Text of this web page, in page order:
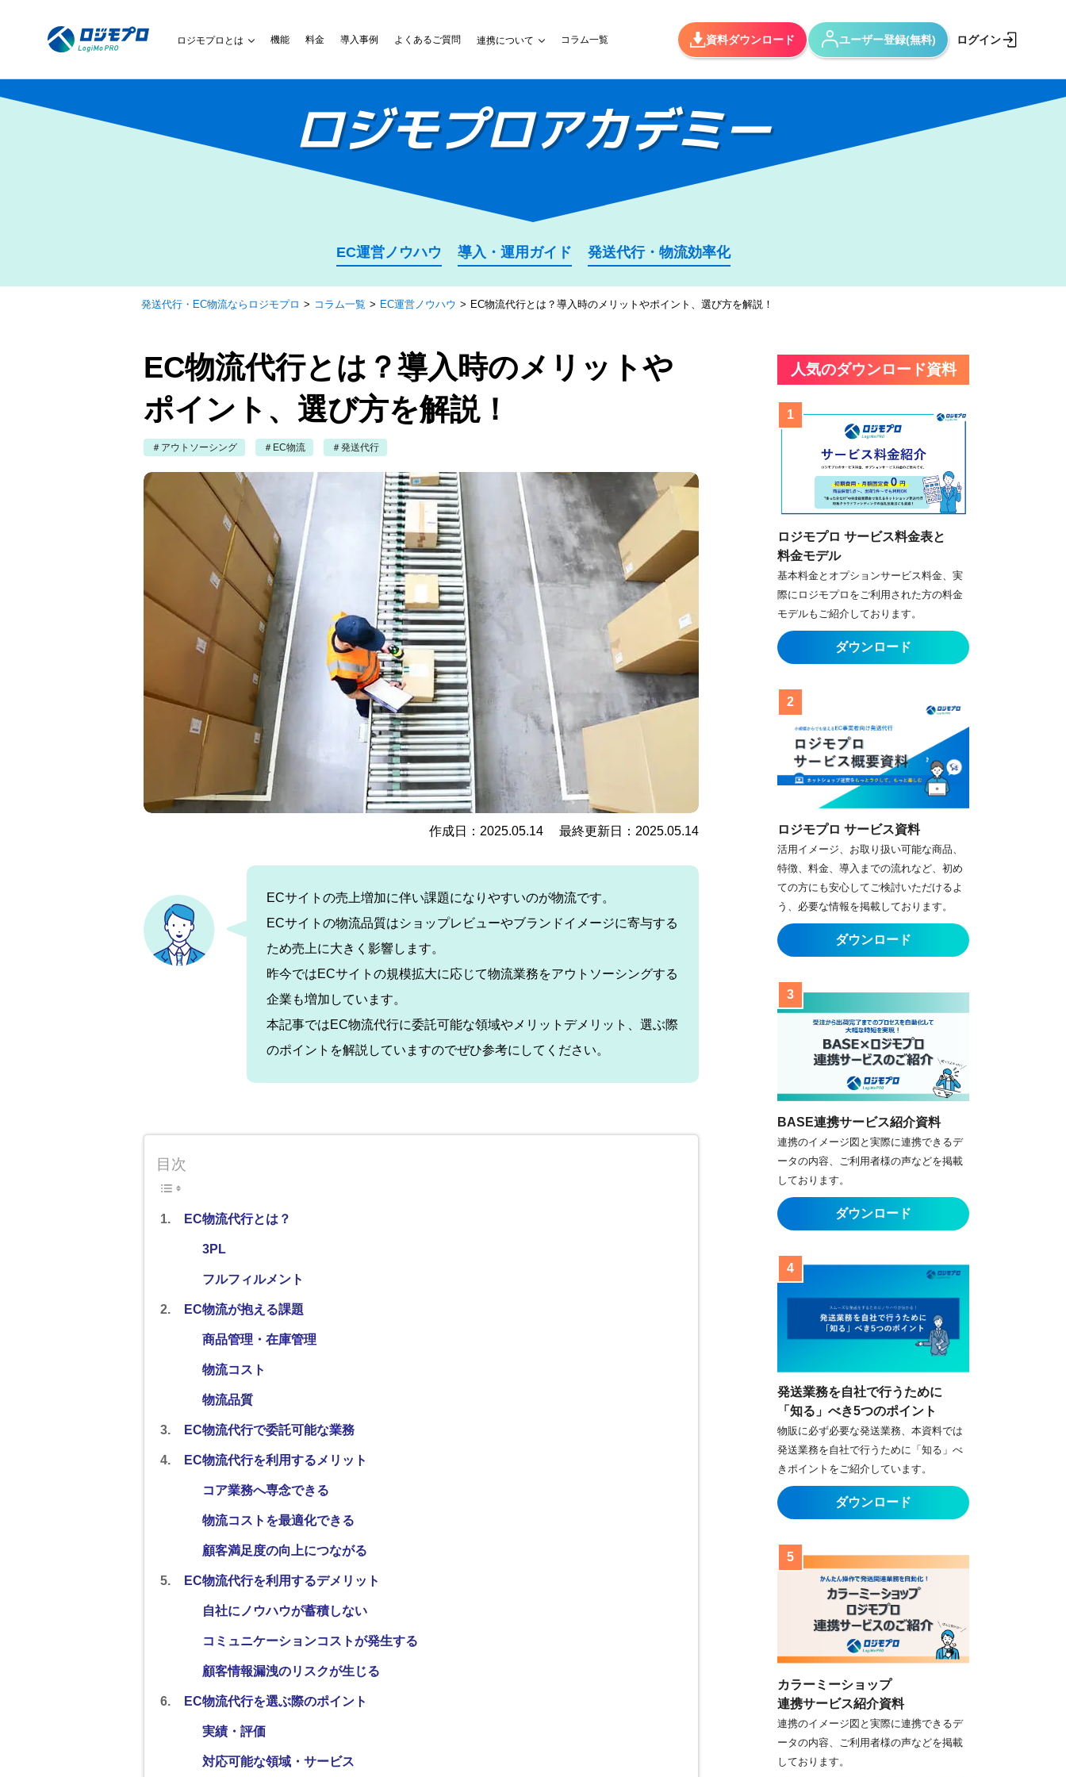
ロジモプロとは 機能 料金 導入事例 よくあるご質問 連携について コラム一覧 資料ダウンロード ユーザー登録(無料) ログイン
ロジモプロアカデミー
EC運営ノウハウ 導入・運用ガイド 発送代行・物流効率化
発送代行・EC物流ならロジモプロ コラム一覧 EC運営ノウハウ EC物流代行とは？導入時のメリットやポイント、選び方を解説！
EC物流代行とは？導入時のメリットや
ポイント、選び方を解説！
＃アウトソーシング ＃EC物流 ＃発送代行
作成日：2025.05.14 最終更新日：2025.05.14
ECサイトの売上増加に伴い課題になりやすいのが物流です。
ECサイトの物流品質はショップレビューやブランドイメージに寄与する
ため売上に大きく影響します。
昨今ではECサイトの規模拡大に応じて物流業務をアウトソーシングする
企業も増加しています。
本記事ではEC物流代行に委託可能な領域やメリットデメリット、選ぶ際
のポイントを解説していますのでぜひ参考にしてください。
目次
EC物流代行とは？
3PL
フルフィルメント
EC物流が抱える課題
商品管理・在庫管理
物流コスト
物流品質
EC物流代行で委託可能な業務
EC物流代行を利用するメリット
コア業務へ専念できる
物流コストを最適化できる
顧客満足度の向上につながる
EC物流代行を利用するデメリット
自社にノウハウが蓄積しない
コミュニケーションコストが発生する
顧客情報漏洩のリスクが生じる
EC物流代行を選ぶ際のポイント
実績・評価
対応可能な領域・サービス
人気のダウンロード資料
ロジモプロ サービス料金表と
料金モデル
基本料金とオプションサービス料金、実
際にロジモプロをご利用された方の料金
モデルもご紹介しております。
ロジモプロ サービス資料
活用イメージ、お取り扱い可能な商品、
特徴、料金、導入までの流れなど、初め
ての方にも安心してご検討いただけるよ
う、必要な情報を掲載しております。
BASE連携サービス紹介資料
連携のイメージ図と実際に連携できるデ
ータの内容、ご利用者様の声などを掲載
しております。
発送業務を自社で行うために
「知る」べき5つのポイント
物販に必ず必要な発送業務、本資料では
発送業務を自社で行うために「知る」べ
きポイントをご紹介しています。
カラーミーショップ
連携サービス紹介資料
連携のイメージ図と実際に連携できるデ
ータの内容、ご利用者様の声などを掲載
しております。